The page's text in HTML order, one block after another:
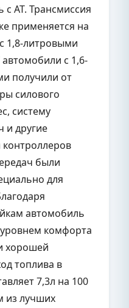
АТ. Трансмиссия
применяется на
1,8-литровыми
с 1,6-
получили от
силового
систему
и другие
были
для
автомобиль
комфорта
хорошей
топлива в
7,3л на 100
из лучших